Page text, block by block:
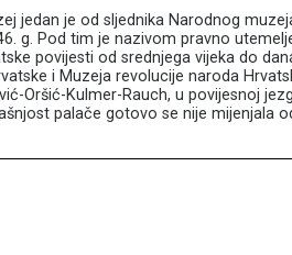
jedan je od sljednika Narodnog
g. Pod tim je nazivom pravno
povijesti od srednjega vijeka do
i Muzeja revolucije naroda
Oršić-Kulmer-Rauch, u povijesnoj
palače gotovo se nije mijenjala